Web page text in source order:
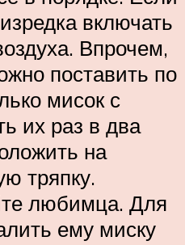
включать
Впрочем,
поставить по
мисок с
их раз в два
на
тряпку.
любимца. Для
ему миску